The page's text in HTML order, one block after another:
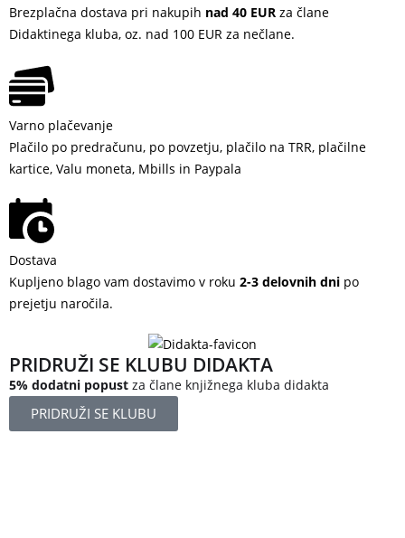
Brezplačna dostava pri nakupih nad 40 EUR za člane
Didaktinega kluba, oz. nad 100 EUR za nečlane.
Varno plačevanje
Plačilo po predračunu, po povzetju, plačilo na TRR, plačilne
kartice, Valu moneta, Mbills in Paypala
Dostava
Kupljeno blago vam dostavimo v roku 2-3 delovnih dni po
prejetju naročila.
PRIDRUŽI SE KLUBU DIDAKTA
5% dodatni popust za člane knjižnega kluba didakta
PRIDRUŽI SE KLUBU